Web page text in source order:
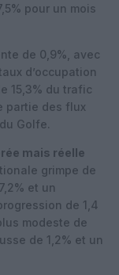
pour un mois
de 0,9%, avec
d’occupation
15,3% du trafic
partie des flux
Golfe.
mais réelle
grimpe de
et un
de 1,4
modeste de
de 1,2% et un